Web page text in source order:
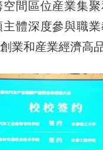
間區位産業集聚
體深度參與職
業和産業經濟高